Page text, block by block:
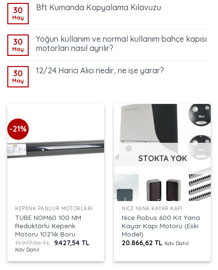
30
May
Bft Kumanda Kopyalama Kılavuzu
30
May
Yoğun kullanım ve normal kullanım bahçe kapısı
motorları nasıl ayrılır?
30
May
12/24 Harici Alıcı nedir, ne işe yarar?
-21%
KEPENK PANJUR MOTORLARI
TUBE NOM60 100 NM
Redüktörlü Kepenk
Motoru 102’lik Boru
11.977,86TL Orijinal
9.427,54TL
9.427,54 TL.
Kdv Dahil
STOKTA YOK
NICE YANA KAYAR KAPI
Nice Robus 600 Kit Yana
Kayar Kapı Motoru (Eski
Model)
20.866,62TL Kdv Dahil